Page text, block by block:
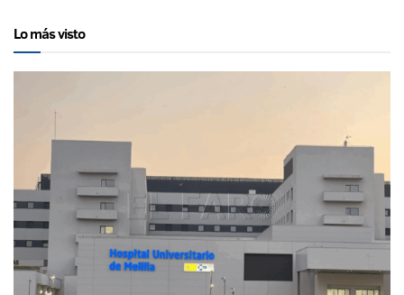
Lo más visto